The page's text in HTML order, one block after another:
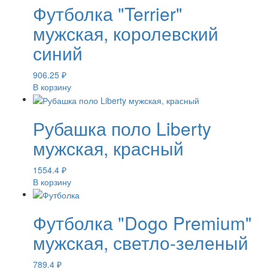
Футболка "Terrier"
мужская, королевский
синий
906.25 ₽
В корзину
Рубашка поло Liberty
мужская, красный
1554.4 ₽
В корзину
Футболка "Dogo Premium"
мужская, светло-зеленый
789.4 ₽